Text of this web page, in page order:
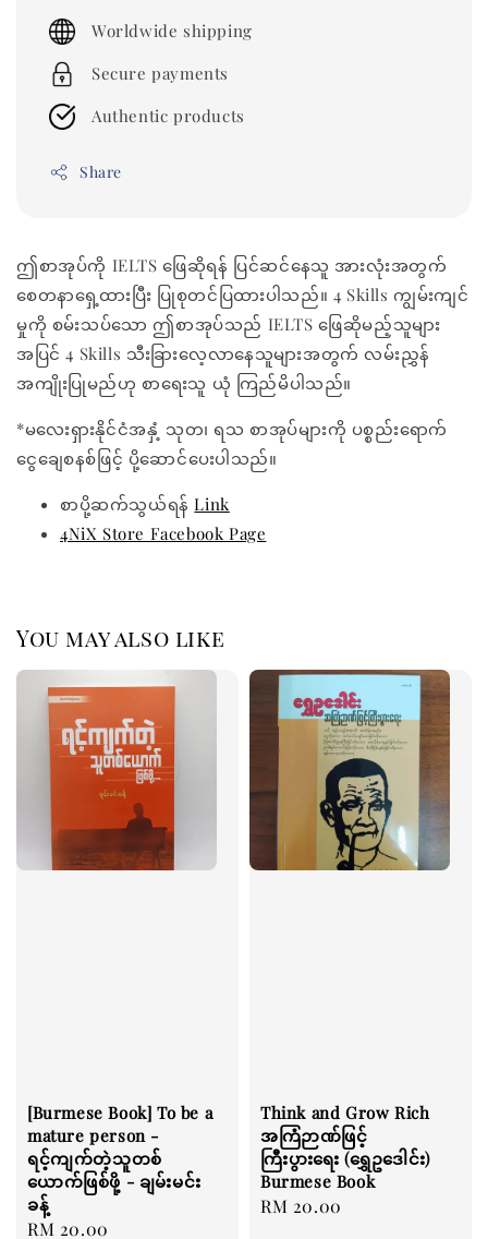
price
Worldwide shipping
Secure payments
Authentic products
Share
ဤစာအုပ်ကို IELTS ဖြေဆိုရန် ပြင်ဆင်နေသူ အားလုံးအတွက်
စေတနာရှေ့ထားပြီး ပြုစုတင်ပြထားပါသည်။ 4 Skills ကျွမ်းကျင်
မှုကို စမ်းသပ်သော ဤစာအုပ်သည် IELTS ဖြေဆိုမည့်သူများ
အပြင် 4 Skills သီးခြားလေ့လာနေသူများအတွက် လမ်းညွှန်
အကျိုးပြုမည်ဟု စာရေးသူ ယုံ ကြည်မိပါသည်။
*မလေးရှားနိုင်ငံအနှံ့ သုတ၊ ရသ စာအုပ်များကို ပစ္စည်းရောက်
ငွေချေစနစ်ဖြင့် ပို့ဆောင်ပေးပါသည်။
စာပို့ဆက်သွယ်ရန်Link
4NiX Store Facebook Page
You may also like
[Burmese Book] To be a
mature person -
ရင့်ကျက်တဲ့သူတစ်
ယောက်ဖြစ်ဖို့ - ချမ်းမင်း
ခန့်
Regular
RM 20.00
Think and Grow Rich
အကြံဉာဏ်ဖြင့်
ကြီးပွားရေး (ရွှေဥဒေါင်း)
Burmese Book
Regular
RM 20.00